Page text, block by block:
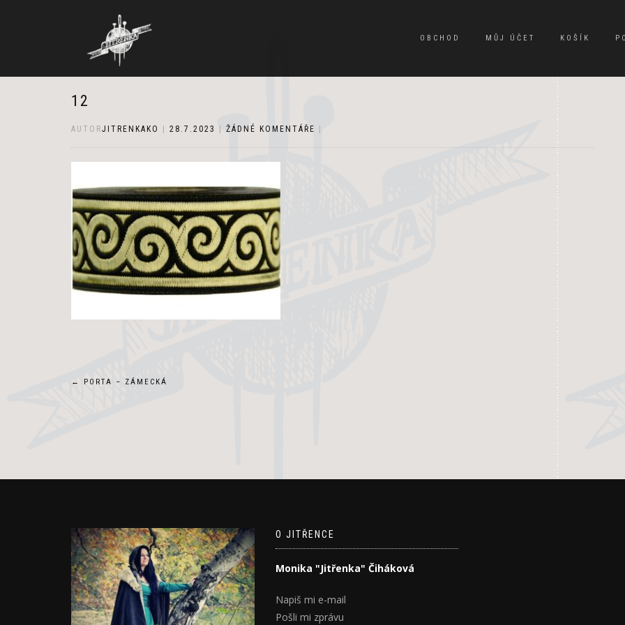
OBCHOD MŮJ ÚČET KOŠÍK
12
AUTORJITRENKAKO 28.7.2023 ŽÁDNÉ KOMENTÁŘE
Navigace
← PORTA – ZÁMECKÁ
O JITŘENCE
Monika "Jitřenka" Čiháková
Napiš mi e-mail
Pošli mi zprávu